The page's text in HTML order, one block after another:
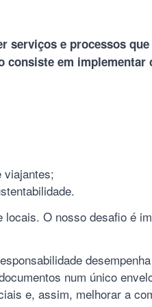
serviços e processos
em
viajantes;
O nosso desafio é
num único
e, assim, melhorar a